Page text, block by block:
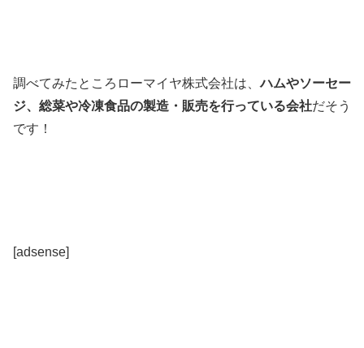
調べてみたところローマイヤ株式会社は、ハムやソーセー
ジ、総菜や冷凍食品の製造・販売を行っている会社だそう
です！
[adsense]